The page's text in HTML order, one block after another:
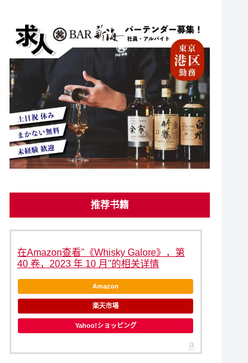
推荐书籍
在Amazon查看"《Whisky Galore》，第
40 卷，2023 年 10 月"的相关详情
Amazon
楽天市場
Yahoo!ショッピング